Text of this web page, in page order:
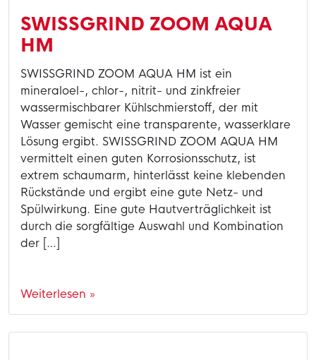
SWISSGRIND ZOOM AQUA
HM
SWISSGRIND ZOOM AQUA HM ist ein
mineraloel-, chlor-, nitrit- und zinkfreier
wassermischbarer Kühlschmierstoff, der mit
Wasser gemischt eine transparente, wasserklare
Lösung ergibt. SWISSGRIND ZOOM AQUA HM
vermittelt einen guten Korrosionsschutz, ist
extrem schaumarm, hinterlässt keine klebenden
Rückstände und ergibt eine gute Netz- und
Spülwirkung. Eine gute Hautverträglichkeit ist
durch die sorgfältige Auswahl und Kombination
der […]
Weiterlesen »